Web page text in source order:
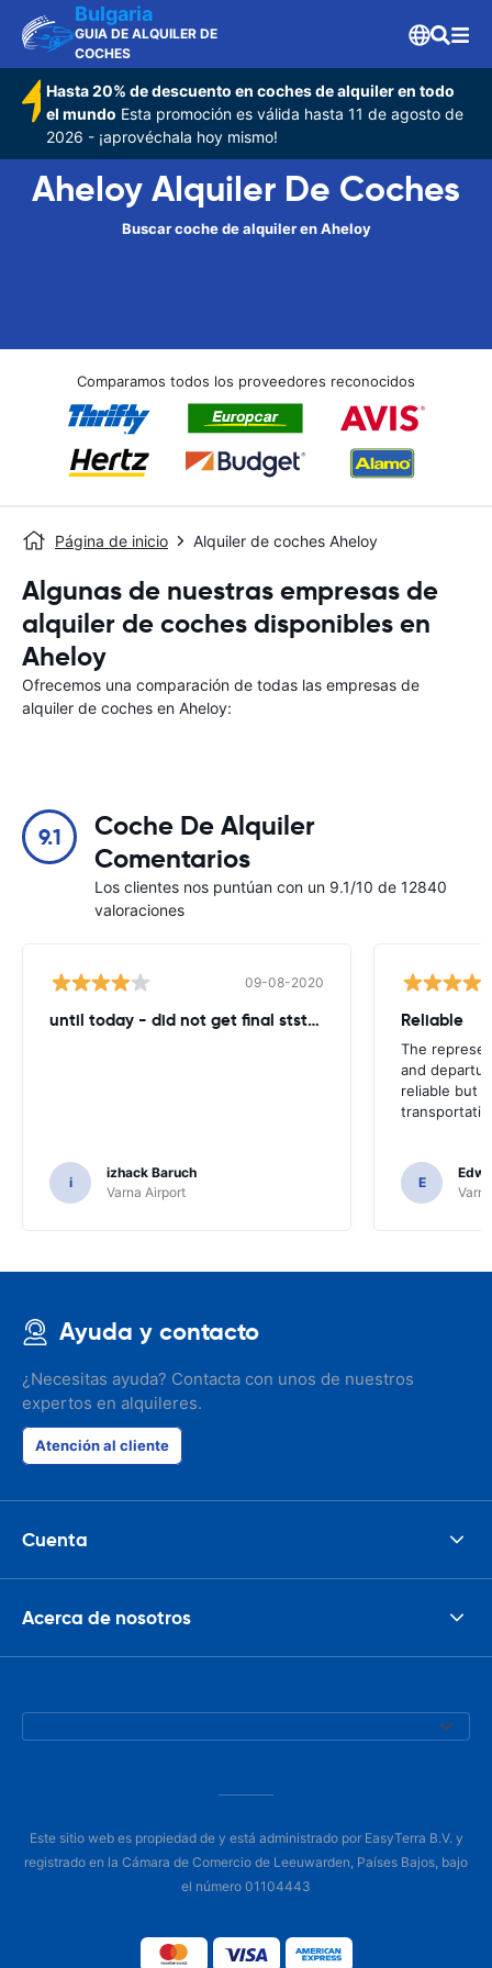
Bulgaria
GUIA DE ALQUILER DE
COCHES
Hasta 20% de descuento en coches de alquiler en todo
el mundo Esta promoción es válida hasta 11 de agosto de
2026 - ¡aprovéchala hoy mismo!
Aheloy Alquiler De Coches
Buscar coche de alquiler en Aheloy
Comparamos todos los proveedores reconocidos
Página de inicio Alquiler de coches Aheloy
Algunas de nuestras empresas de
alquiler de coches disponibles en
Aheloy
Ofrecemos una comparación de todas las empresas de
alquiler de coches en Aheloy:
9.1
Coche De Alquiler
Comentarios
Los clientes nos puntúan con un 9.1/10 de 12840
valoraciones
09-08-2020
until today - did not get final ststemant of the rent !!
i
izhack Baruch
Varna Airport
Reliable
The
and
reliable but
E
Ayuda y contacto
¿Necesitas ayuda? Contacta con unos de nuestros
expertos en alquileres.
Atención al cliente
Cuenta
Acerca de nosotros
Este sitio web es propiedad de y está administrado por EasyTerra B.V. y
registrado en la Cámara de Comercio de Leeuwarden, Países Bajos, bajo
el número 01104443